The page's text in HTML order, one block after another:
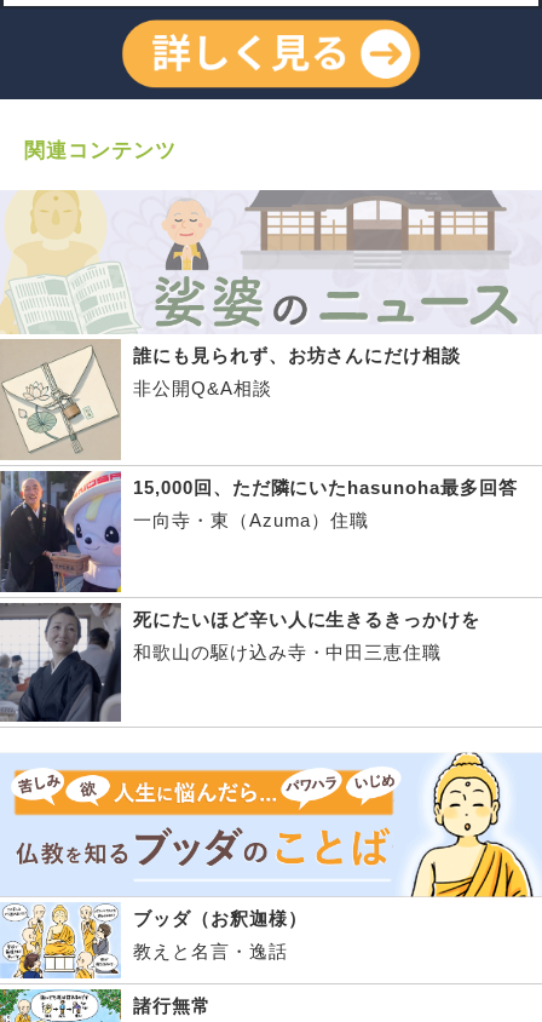
関連コンテンツ
誰にも見られず、お坊さんにだけ相談
非公開Q&A相談
15,000回、ただ隣にいたhasunoha最多回答
一向寺・東（Azuma）住職
死にたいほど辛い人に生きるきっかけを
和歌山の駆け込み寺・中田三恵住職
ブッダ（お釈迦様）
教えと名言・逸話
諸行無常